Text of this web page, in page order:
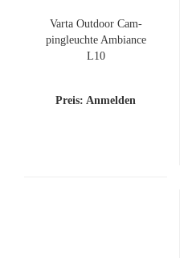
Varta Out­door Cam­
pingleuch­te Am­bi­an­ce
L10
Preis: Anmelden